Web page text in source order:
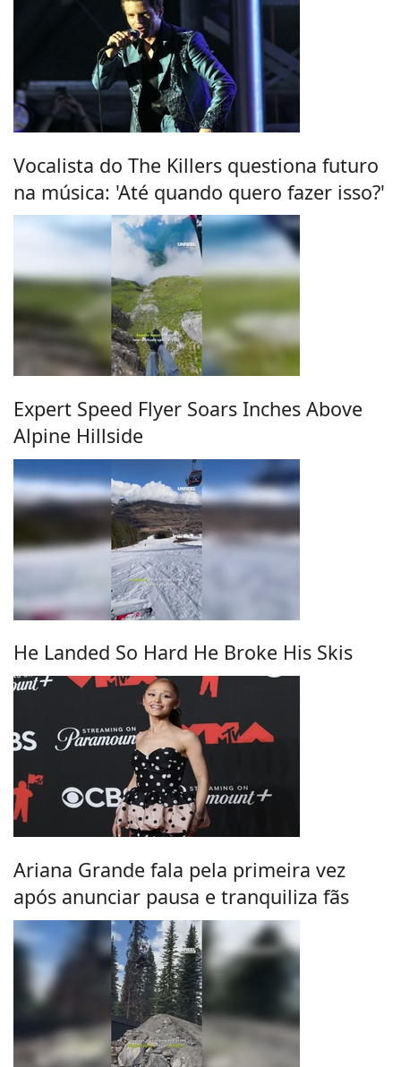
Vocalista do The Killers questiona futuro
na música: 'Até quando quero fazer isso?'
Expert Speed Flyer Soars Inches Above
Alpine Hillside
He Landed So Hard He Broke His Skis
Ariana Grande fala pela primeira vez
após anunciar pausa e tranquiliza fãs